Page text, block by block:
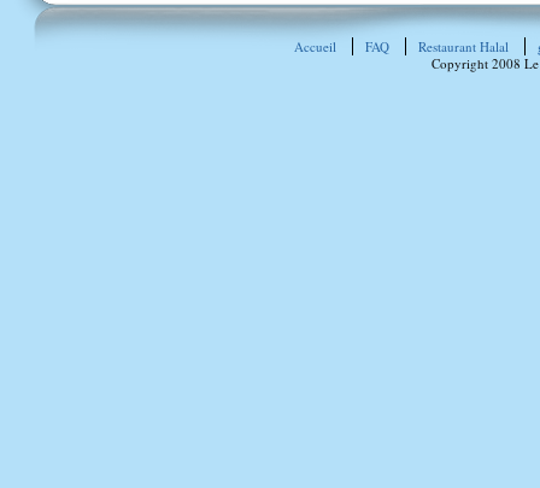
Accueil FAQ Restaurant Halal
Copyright 2008